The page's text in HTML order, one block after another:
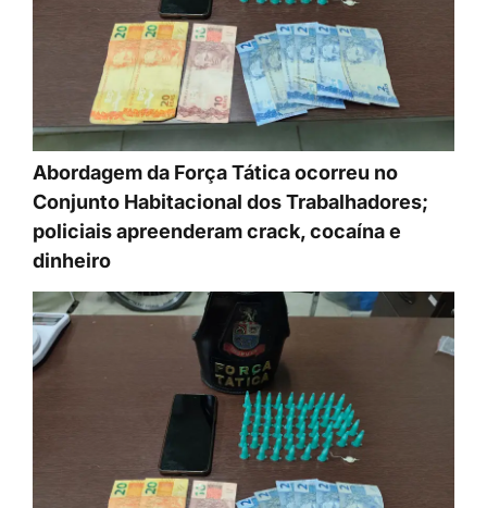
Abordagem da Força Tática ocorreu no
Conjunto Habitacional dos Trabalhadores;
policiais apreenderam crack, cocaína e
dinheiro